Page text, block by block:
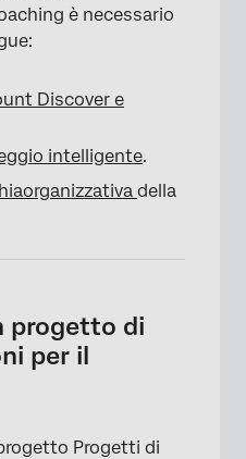
è necessario
Discover e
intelligente.
organizzativa della
progetto di
per il
Progetti di